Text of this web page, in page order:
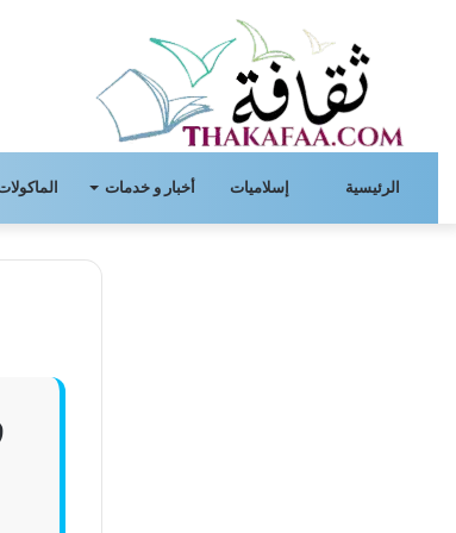
الرئيسية إسلاميات أخبار و خدمات